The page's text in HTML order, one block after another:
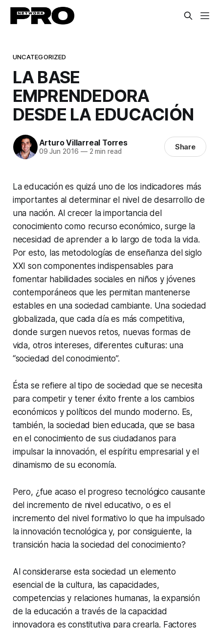
UNCATEGORIZED
LA BASE
EMPRENDEDORA
DESDE LA EDUCACIÓN
Arturo Villarreal Torres
09 Jun 2016 —2 min read Share
La educación es quizá uno de los indicadores más
importantes al determinar el nivel de desarrollo de
una nación. Al crecer la importancia del
conocimiento como recurso económico, surge la
necesidad de aprender a lo largo de toda la vida.
Por esto, las metodologías de enseñanza del siglo
XXI son componentes indispensables para
fomentar habilidades sociales en niños y jóvenes
contemporáneos que les permitan mantenerse
estables en una sociedad cambiante. Una sociedad
globalizada, que cada día es más competitiva,
donde surgen nuevos retos, nuevas formas de
vida, otros intereses, diferentes culturas: una
“sociedad del conocimiento”.
Ésta se refiere al tipo de sociedad que se necesita
para competir y tener éxito frente a los cambios
económicos y políticos del mundo moderno. Es,
también, la sociedad bien educada, que se basa
en el conocimiento de sus ciudadanos para
impulsar la innovación, el espíritu empresarial y el
dinamismo de su economía.
Pero, ¿fue acaso el progreso tecnológico causante
del incremento de nivel educativo, o es el
incremento del nivel formativo lo que ha impulsado
la innovación tecnológica y, por consiguiente, la
transición hacia la sociedad del conocimiento?
Al considerarse esta sociedad un elemento
esencial de la cultura, las capacidades,
competencias y relaciones humanas, la expansión
de la educación a través de la capacidad
innovadora es constitutiva para crearla. Factores